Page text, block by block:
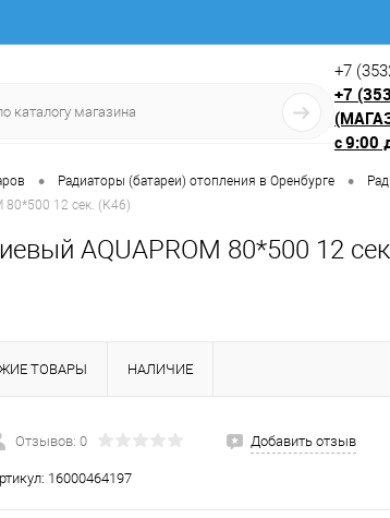
+7
+7
с9:00
• Радиаторы (батареи) отопления в Оренбурге •
80*500 12 сек. (К46)
AQUAPROM 80*500 12
ТОВАРЫ НАЛИЧИЕ
Отзывов: 0 Добавить отзыв
16000464197